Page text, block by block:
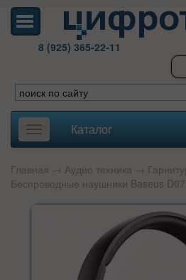
8 (925) 365-22-11
Toggle
navigation
Каталог
Главная → Аудио техника →
Беспроводные наушники Baseus D07